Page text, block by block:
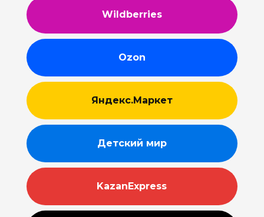
Wildberries
Ozon
Яндекс.Маркет
Детский мир
KazanExpress